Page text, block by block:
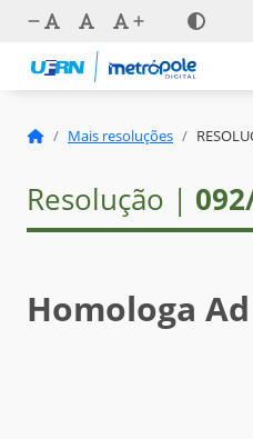
Mais resoluções
Resolução |
Homologa